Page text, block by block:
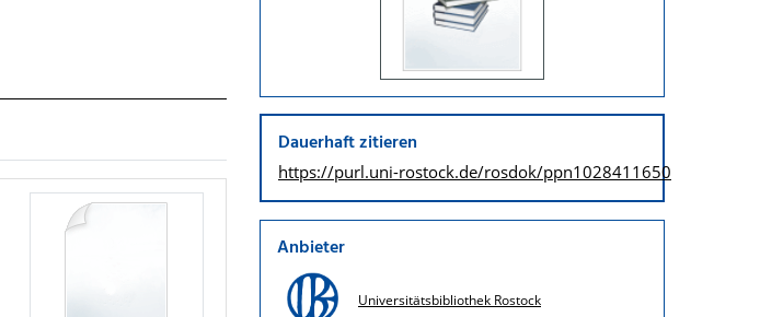
Dauerhaft zitieren
https://purl.uni-rostock.de/rosdok/ppn1028411650
Anbieter
Universitätsbibliothek Rostock